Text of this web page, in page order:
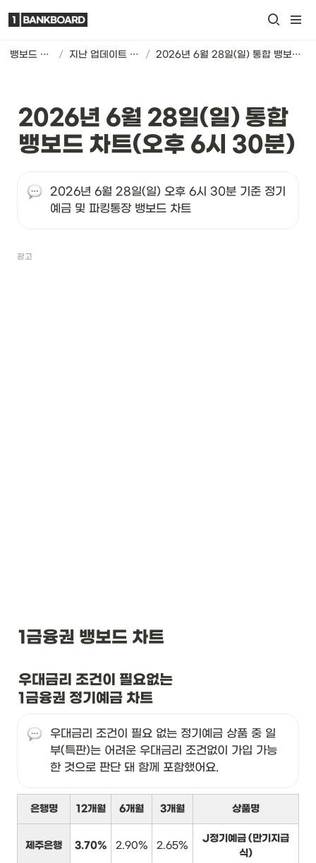
뱅보드 차트 / 지난 업데이트 기록 / 2026년 6월 28일(일) 통합 뱅보드 차트(오후 6시 30분)
2026년 6월 28일(일) 통합
뱅보드 차트(오후 6시 30분)
2026년 6월 28일(일) 오후 6시 30분 기준 정기
예금 및 파킹통장 뱅보드 차트
광고
1금융권 뱅보드 차트
우대금리 조건이 필요없는
1금융권 정기예금 차트
우대금리 조건이 필요 없는 정기예금 상품 중 일
부(특판)는 어려운 우대금리 조건없이 가입 가능
한 것으로 판단 돼 함께 포함했어요.
은행명 12개월 6개월 3개월 상품명
제주은행 3.70% 2.90% 2.65%
J정기예금 (만기지급
식)